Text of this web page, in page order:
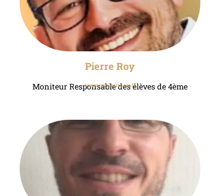
Pierre Roy
Moniteur Responsable des élèves de 4ème
pierre.roy@mfr.asso.fr